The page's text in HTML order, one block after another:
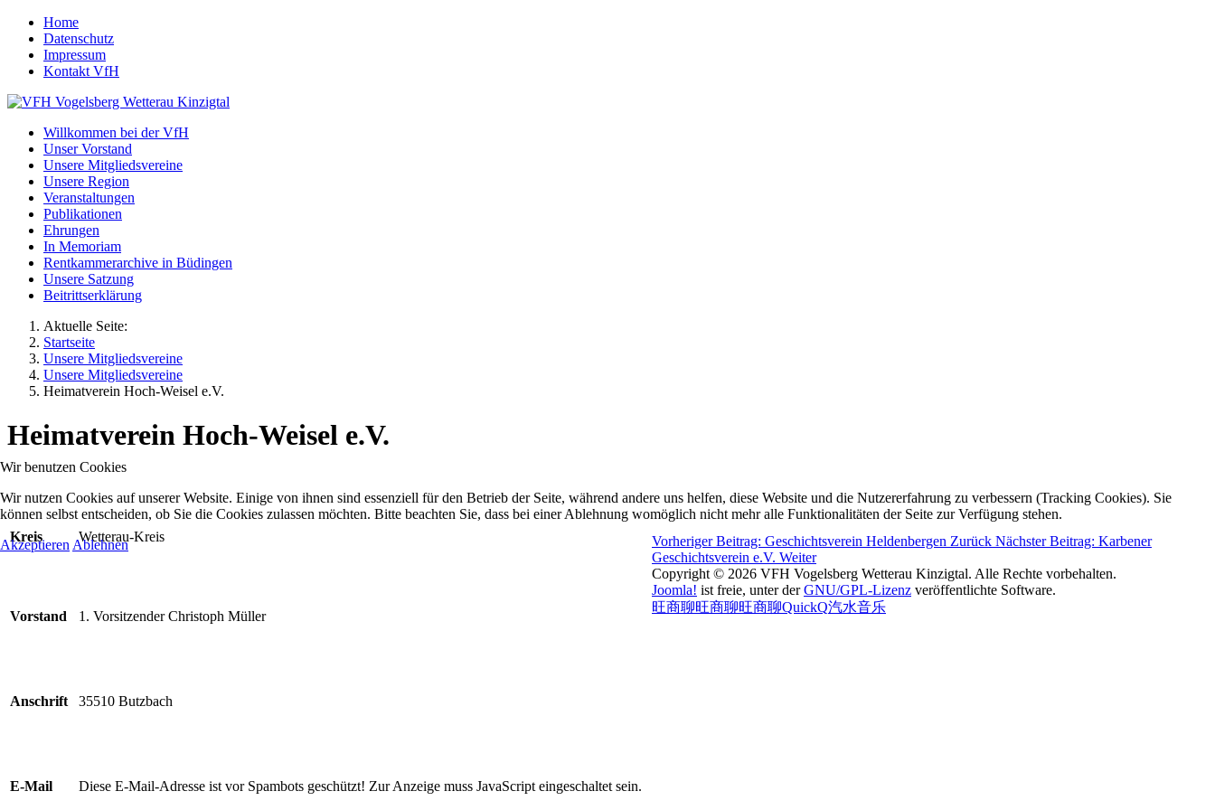
Home
Datenschutz
Impressum
Kontakt VfH
Willkommen bei der VfH
Unser Vorstand
Unsere Mitgliedsvereine
Unsere Region
Veranstaltungen
Publikationen
Ehrungen
In Memoriam
Rentkammerarchive in Büdingen
Unsere Satzung
Beitrittserklärung
Aktuelle Seite:
Startseite
Unsere Mitgliedsvereine
Unsere Mitgliedsvereine
Heimatverein Hoch-Weisel e.V.
Heimatverein Hoch-Weisel e.V.
Kreis Wetterau-Kreis
Vorstand 1. Vorsitzender Christoph Müller
Anschrift 35510 Butzbach
E-Mail Diese E-Mail-Adresse ist vor Spambots geschützt! Zur Anzeige muss JavaScript eingeschaltet sein.
Vorheriger Beitrag: Geschichtsverein Heldenbergen Zurück Nächster Beitrag: Karbener
Geschichtsverein e.V. Weiter
Copyright © 2026 VFH Vogelsberg Wetterau Kinzigtal. Alle Rechte vorbehalten.
Joomla! ist freie, unter derGNU/GPL-Lizenz veröffentlichte Software.
Wir benutzen Cookies
Wir nutzen Cookies auf unserer Website. Einige von ihnen sind essenziell für den Betrieb der Seite, während andere uns helfen, diese Website und die Nutzererfahrung zu verbessern (Tracking Cookies). Sie
können selbst entscheiden, ob Sie die Cookies zulassen möchten. Bitte beachten Sie, dass bei einer Ablehnung womöglich nicht mehr alle Funktionalitäten der Seite zur Verfügung stehen.
Akzeptieren Ablehnen
旺商聊旺商聊旺商聊QuickQ汽水音乐